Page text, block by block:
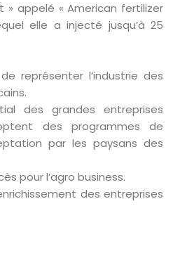
» appelé « American fertilizer
elle a injecté jusqu’à 25
représenter l’industrie des
des grandes entreprises
des programmes de
par les paysans des
pour l’agro business.
des entreprises